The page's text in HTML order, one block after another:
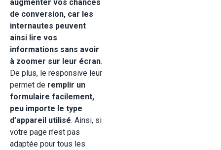
augmenter vos chances
de conversion, car les
internautes peuvent
ainsi lire vos
informations sans avoir
à zoomer sur leur écran.
De plus, le responsive leur
permet de remplir un
formulaire facilement,
peu importe le type
d’appareil utilisé. Ainsi, si
votre page n’est pas
adaptée pour tous les